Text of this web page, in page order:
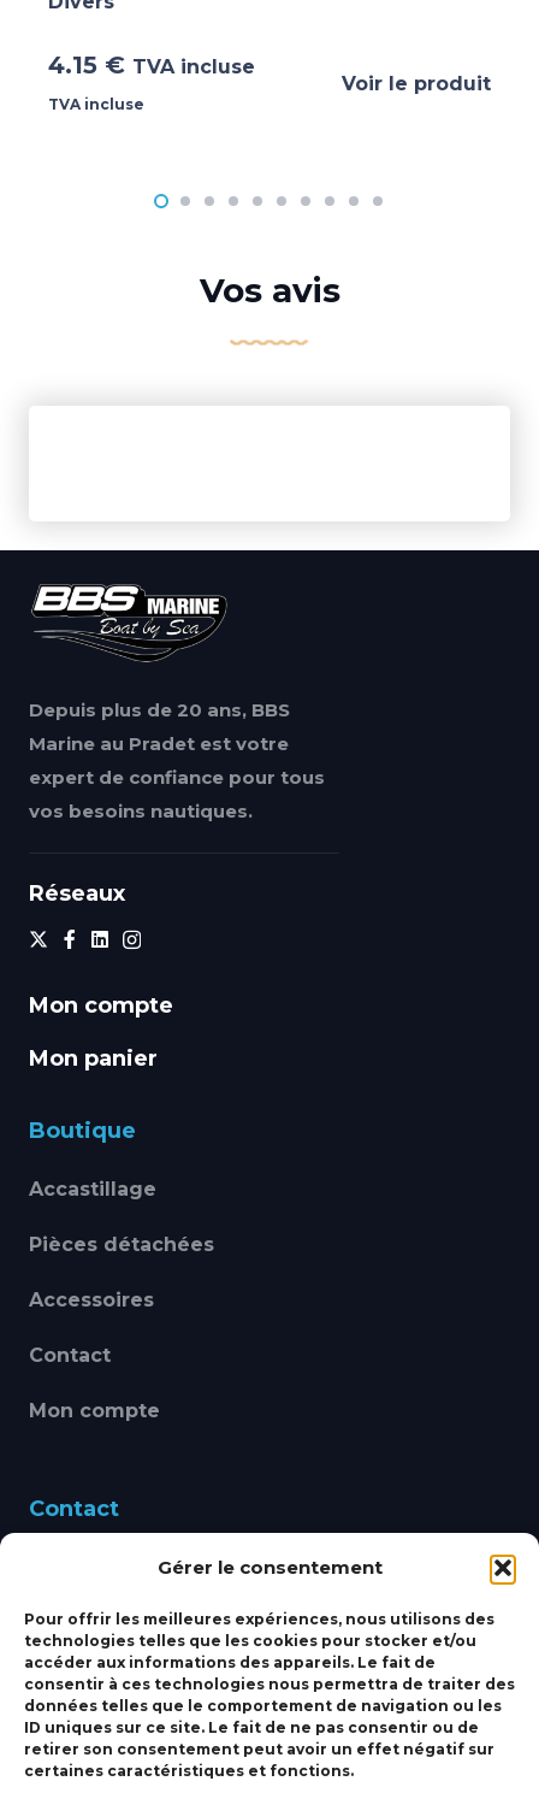
Gérer le consentement
Pour offrir les meilleures expériences, nous utilisons des
technologies telles que les cookies pour stocker et/ou
accéder aux informations des appareils. Le fait de
consentir à ces technologies nous permettra de traiter des
données telles que le comportement de navigation ou les
ID uniques sur ce site. Le fait de ne pas consentir ou de
retirer son consentement peut avoir un effet négatif sur
certaines caractéristiques et fonctions.
4.15 € TVA incluse
TVA incluse
Voir le produit
Vos avis
Depuis plus de 20 ans, BBS
Marine au Pradet est votre
expert de confiance pour tous
vos besoins nautiques.
Réseaux
Mon compte
Mon panier
Boutique
Accastillage
Pièces détachées
Accessoires
Contact
Mon compte
Contact
460 Avenue Alain Le
bbsmarine@bbs-
marine.fr
Fixe:04 27 50 24 50
Mobile:06 69 44 48 83